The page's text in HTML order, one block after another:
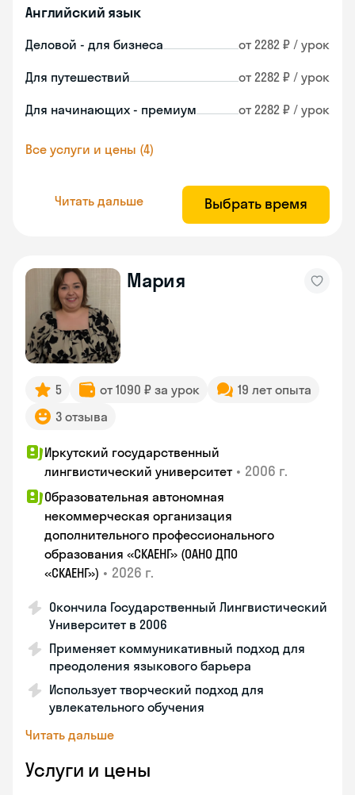
Английский язык
Деловой - для бизнеса от 2282 ₽ / урок
Для путешествий от 2282 ₽ / урок
Для начинающих - премиум от 2282 ₽ / урок
Все услуги и цены (4)
Читать дальше Выбрать время
Мария
5 от 1090 ₽ за урок
19 лет опыта
3 отзыва
Иркутский государственный
лингвистический университет • 2006 г.
Образовательная автономная
некоммерческая организация
дополнительного профессионального
образования «СКАЕНГ» (ОАНО ДПО
«СКАЕНГ») • 2026 г.
Окончила Государственный Лингвистический
Университет в 2006
Применяет коммуникативный подход для
преодоления языкового барьера
Использует творческий подход для
увлекательного обучения
Читать дальше
Услуги и цены